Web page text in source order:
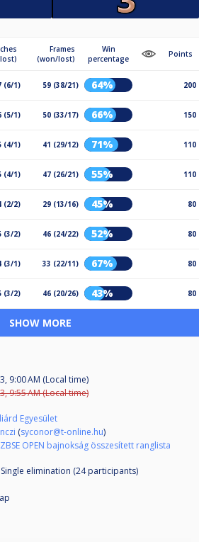
Frames
(won/lost)
Win
percentage
Points
(6/1) 59 (38/21) 64% 200
(5/1) 50 (33/17) 66% 150
(4/1) 41 (29/12) 71% 110
(4/1) 47 (26/21) 55% 110
(2/2) 29 (13/16) 45% 80
(3/2) 46 (24/22) 52% 80
(3/1) 33 (22/11) 67% 80
(3/2) 46 (20/26) 43% 80
SHOW MORE
9:00 AM (Local time)
9:55 AM (Local time)
Egyesület
(syconor@t-online.hu)
OPEN bajnokság összesített ranglista
elimination (24participants)